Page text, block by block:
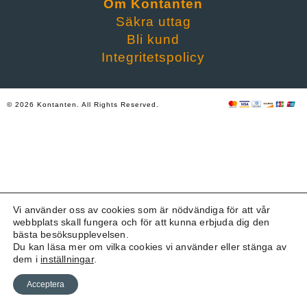
Om Kontanten
Säkra uttag
Bli kund
Integritetspolicy
© 2026 Kontanten. All Rights Reserved.
Vi använder oss av cookies som är nödvändiga för att vår
webbplats skall fungera och för att kunna erbjuda dig den
bästa besöksupplevelsen.
Du kan läsa mer om vilka cookies vi använder eller stänga av
dem i inställningar.
Acceptera